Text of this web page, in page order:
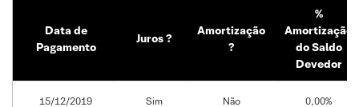
Data de
Pagamento
Juros ?
Amortização
?
%
Amortização
do Saldo
Devedor
15/12/2019 Sim Não 0,00%